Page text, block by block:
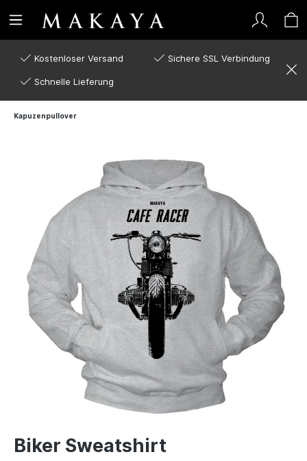
Kostenloser Versand Sichere SSL Verbindung
Schnelle Lieferung
Kapuzenpullover
Biker Sweatshirt